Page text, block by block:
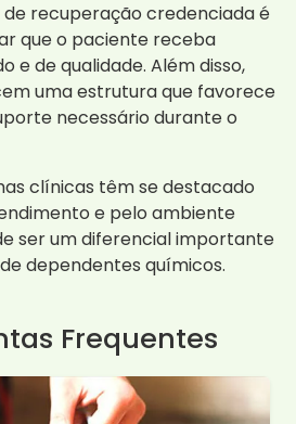
recuperação credenciada é
que o paciente receba
e de qualidade. Além disso,
uma estrutura que favorece
necessário durante o
clínicas têm se destacado
e pelo ambiente
ser um diferencial importante
dependentes químicos.
Frequentes